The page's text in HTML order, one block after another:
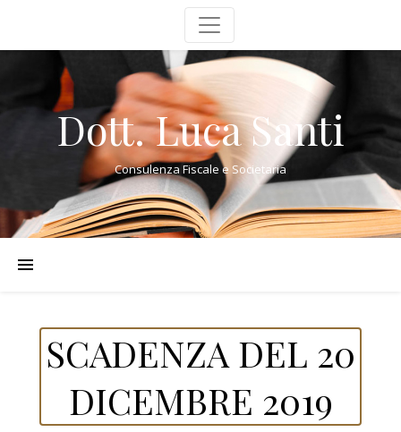
Dott. Luca Santi
Consulenza Fiscale e Societaria
SCADENZA DEL 20
DICEMBRE 2019